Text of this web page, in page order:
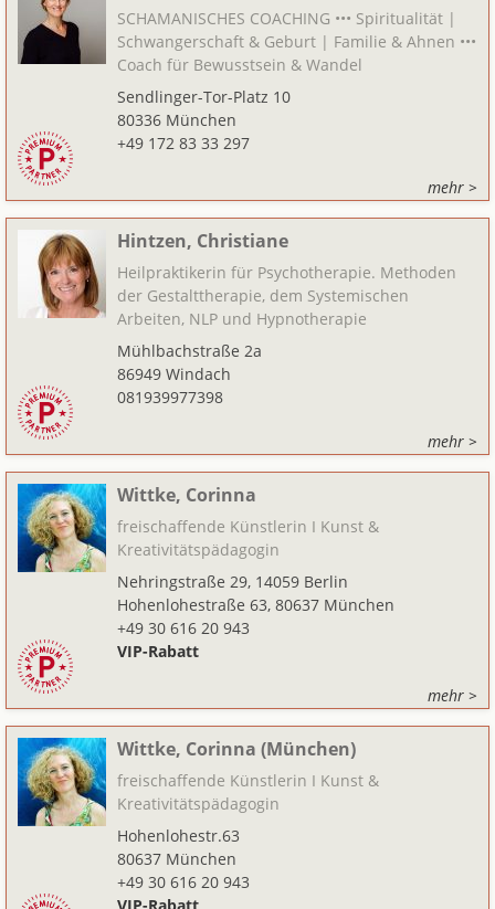
SCHAMANISCHES COACHING ••• Spiritualität |
Schwangerschaft & Geburt | Familie & Ahnen •••
Coach für Bewusstsein & Wandel
Sendlinger-Tor-Platz 10
80336 München
+49 172 83 33 297
mehr >
Hintzen, Christiane
Heilpraktikerin für Psychotherapie. Methoden
der Gestalttherapie, dem Systemischen
Arbeiten, NLP und Hypnotherapie
Mühlbachstraße 2a
86949 Windach
081939977398
mehr >
Wittke, Corinna
freischaffende Künstlerin I Kunst &
Kreativitätspädagogin
Nehringstraße 29, 14059 Berlin
Hohenlohestraße 63, 80637 München
+49 30 616 20 943
VIP-Rabatt
mehr >
Wittke, Corinna (München)
freischaffende Künstlerin I Kunst &
Kreativitätspädagogin
Hohenlohestr.63
80637 München
+49 30 616 20 943